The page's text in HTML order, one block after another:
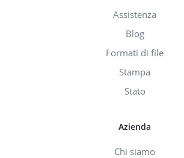
Assistenza
Blog
Formati di file
Stampa
Stato
Azienda
Chi siamo